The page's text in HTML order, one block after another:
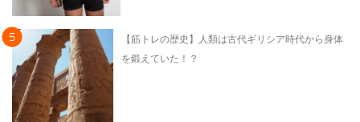
【筋トレの歴史】人類は古代ギリシア時代から身体
を鍛えていた！？